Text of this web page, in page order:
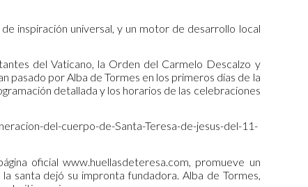
inspiración universal, y un motor de desarrollo local
del Vaticano, la Orden del Carmelo Descalzo y
por Alba de Tormes en los primeros días de la
detallada y los horarios de las celebraciones
del-cuerpo-de-Santa-Teresa-de-jesus-del-11-
oficial www.huellasdeteresa.com, promueve un
santa dejó su impronta fundadora. Alba de Tormes,